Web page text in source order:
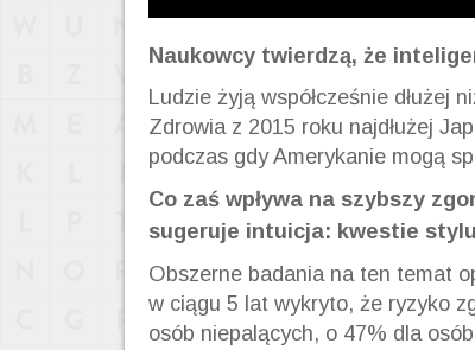
Naukowcy twierdzą, że
Ludzie żyją współcześnie dłużej
Zdrowia z 2015 roku najdłużej
podczas gdy Amerykanie mogą
Co zaś wpływa na szybszy
sugeruje intuicja: kwestie
Obszerne badania na ten temat
w ciągu 5 lat wykryto, że ryzyko
osób niepalących, o 47% dla